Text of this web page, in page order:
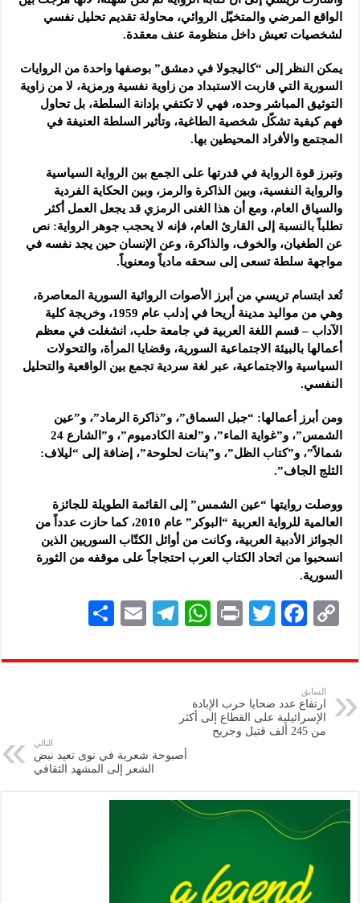
الواقع المرضي والمتخيّل الروائي، محاولة تقديم تحليل نفسي
لشخصيات تعيش داخل منظومة عنف معقدة.
يمكن النظر إلى “كاليجولا في دمشق” بوصفها واحدة من الروايات
السورية التي قاربت الاستبداد من زاوية نفسية ورمزية، لا من زاوية
التوثيق المباشر وحده، فهي لا تكتفي بإدانة السلطة، بل تحاول
فهم كيفية تشكّل شخصية الطاغية، وتأثير السلطة العنيفة في
المجتمع والأفراد المحيطين بها.
وتبرز قوة الرواية في قدرتها على الجمع بين الرواية السياسية
والرواية النفسية، وبين الذاكرة والرمز، وبين الحكاية الفردية
والسياق العام، ومع أن هذا الغنى الرمزي قد يجعل العمل أكثر
تطلباً بالنسبة إلى القارئ العام، فإنه لا يحجب جوهر الرواية: نص
عن الطغيان، والخوف، والذاكرة، وعن الإنسان حين يجد نفسه في
مواجهة سلطة تسعى إلى سحقه مادياً ومعنوياً.
تُعد ابتسام تريسي من أبرز الأصوات الروائية السورية المعاصرة،
وهي من مواليد مدينة أريحا في إدلب عام 1959، وخريجة كلية
الآداب – قسم اللغة العربية في جامعة حلب، انشغلت في معظم
أعمالها بالبيئة الاجتماعية السورية، وقضايا المرأة، والتحولات
السياسية والاجتماعية، عبر لغة سردية تجمع بين الواقعية والتحليل
النفسي.
ومن أبرز أعمالها: “جبل السماق”، و”ذاكرة الرماد”، و”عين
الشمس”، و”غواية الماء”، و”لعنة الكادميوم”، و”الشارع 24
شمالاً”، و”كتاب الظل”، و”بنات لحلوحة”، إضافة إلى “ليلاف:
الثلج الجاف”.
ووصلت روايتها “عين الشمس” إلى القائمة الطويلة للجائزة
العالمية للرواية العربية “البوكر” عام 2010، كما حازت عدداً من
الجوائز الأدبية العربية، وكانت من أوائل الكتّاب السوريين الذين
انسحبوا من اتحاد الكتاب العرب احتجاجاً على موقفه من الثورة
السورية.
C
p
y
Li
n
F
eb
k
T
tt
P
nt
W
at
A
p
p
Te
gr
E
ai
ar
السابق
ارتفاع عدد ضحايا حرب الإبادة
الإسرائيلية على القطاع إلى أكثر
من 245 ألف قتيل وجريح
التالي
أصبوحة شعرية في نوى تعيد نبض
الشعر إلى المشهد الثقافي